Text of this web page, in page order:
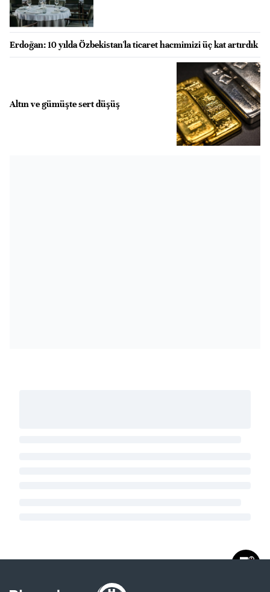
Erdoğan: 10 yılda Özbekistan'la ticaret hacmimizi üç kat artırdık
Altın ve gümüşte sert düşüş